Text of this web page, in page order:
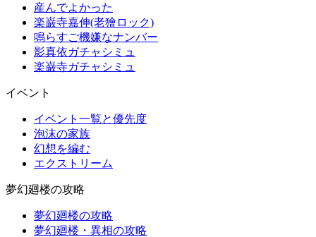
産んでよかった
楽巌寺嘉伸(老獪ロック)
鳴らすご機嫌なナンバー
影真依ガチャシミュ
楽巌寺ガチャシミュ
イベント
イベント一覧と優先度
泡沫の家族
幻想を編む
エクストリーム
夢幻廻楼の攻略
夢幻廻楼の攻略
夢幻廻楼・異相の攻略